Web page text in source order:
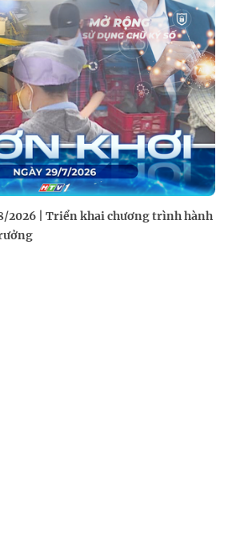
2026 | Triển khai chương trình hành